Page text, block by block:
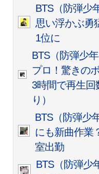
BTS（防弾少
思い浮かぶ勇
1位に
BTS（防弾少
プロ！驚きの
3時間で再生回
り）
BTS（防弾少
にも新曲作業
室出勤
BTS（防弾少